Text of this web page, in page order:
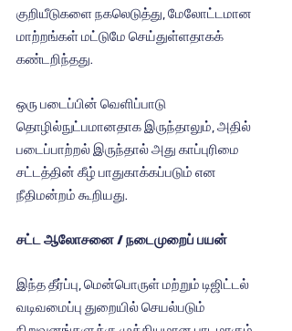
குறியீடுகளை நகலெடுத்து, மேலோட்டமான
மாற்றங்கள் மட்டுமே செய்துள்ளதாகக்
கண்டறிந்தது.
ஒரு படைப்பின் வெளிப்பாடு
தொழில்நுட்பமானதாக இருந்தாலும், அதில்
படைப்பாற்றல் இருந்தால் அது காப்புரிமை
சட்டத்தின் கீழ் பாதுகாக்கப்படும் என
நீதிமன்றம் கூறியது.
சட்ட ஆலோசனை / நடைமுறைப் பயன்
இந்த தீர்ப்பு, மென்பொருள் மற்றும் டிஜிட்டல்
வடிவமைப்பு துறையில் செயல்படும்